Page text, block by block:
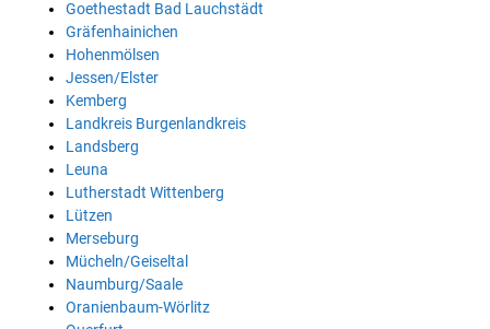
Goethestadt Bad Lauchstädt
Gräfenhainichen
Hohenmölsen
Jessen/Elster
Kemberg
Landkreis Burgenlandkreis
Landsberg
Leuna
Lutherstadt Wittenberg
Lützen
Merseburg
Mücheln/Geiseltal
Naumburg/Saale
Oranienbaum-Wörlitz